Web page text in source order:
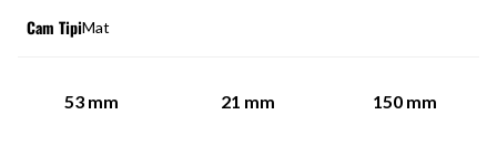
Cam TipiMat
53 mm 21 mm 150 mm